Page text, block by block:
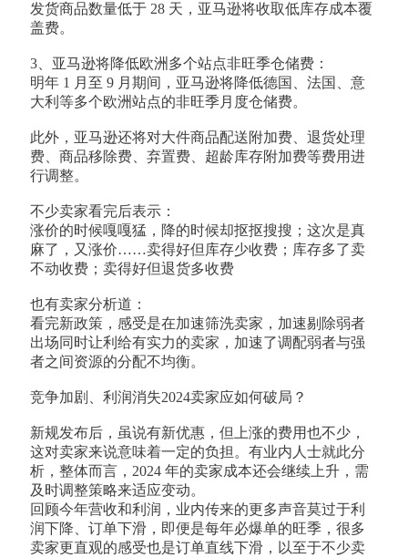
发货商品数量低于 28 天，亚马逊将收取低库存成本覆
盖费。
3、亚马逊将降低欧洲多个站点非旺季仓储费：
明年 1 月至 9 月期间，亚马逊将降低德国、法国、意
大利等多个欧洲站点的非旺季月度仓储费。
此外，亚马逊还将对大件商品配送附加费、退货处理
费、商品移除费、弃置费、超龄库存附加费等费用进
行调整。
不少卖家看完后表示：
涨价的时候嘎嘎猛，降的时候却抠抠搜搜；这次是真
麻了，又涨价……卖得好但库存少收费；库存多了卖
不动收费；卖得好但退货多收费
也有卖家分析道：
看完新政策，感受是在加速筛洗卖家，加速剔除弱者
出场同时让利给有实力的卖家，加速了调配弱者与强
者之间资源的分配不均衡。
竞争加剧、利润消失2024卖家应如何破局？
新规发布后，虽说有新优惠，但上涨的费用也不少，
这对卖家来说意味着一定的负担。有业内人士就此分
析，整体而言，2024 年的卖家成本还会继续上升，需
及时调整策略来适应变动。
回顾今年营收和利润，业内传来的更多声音莫过于利
润下降、订单下滑，即便是每年必爆单的旺季，很多
卖家更直观的感受也是订单直线下滑，以至于不少卖